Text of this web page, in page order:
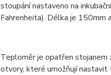
stoupání nastaveno na
Fahrenheita). Délka je 150mm
Teploměr je opatřen stojanem
otvory, které umožňují nastavit